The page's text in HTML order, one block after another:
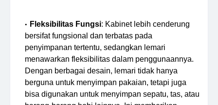
Fleksibilitas Fungsi: Kabinet lebih cenderung
bersifat fungsional dan terbatas pada
penyimpanan tertentu, sedangkan lemari
menawarkan fleksibilitas dalam penggunaannya.
Dengan berbagai desain, lemari tidak hanya
berguna untuk menyimpan pakaian, tetapi juga
bisa digunakan untuk menyimpan sepatu, tas, atau